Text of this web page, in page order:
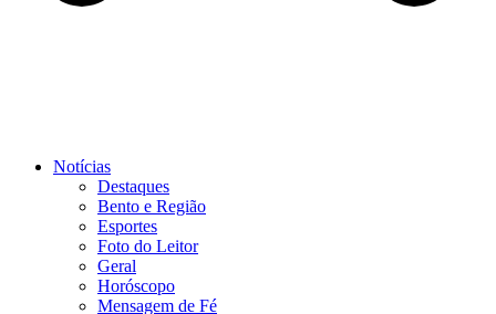
Notícias
Destaques
Bento e Região
Esportes
Foto do Leitor
Geral
Horóscopo
Mensagem de Fé